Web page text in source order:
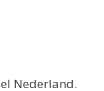
Nederland.